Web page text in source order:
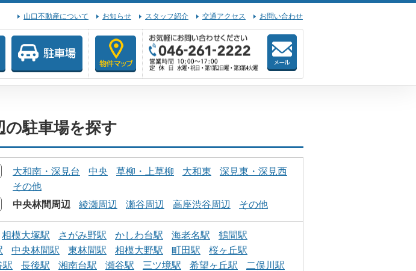
山口不動産について お知らせ スタッフ紹介 交通アクセス お問い合わせ
の駐車場を探す
大和南・深見台 中央 草柳・上草柳 大和東
深見東・深見西
その他
中央林間周辺 綾瀬周辺 瀬谷周辺 高座渋谷周辺 その他
相模大塚駅 さがみ野駅 かしわ台駅 海老名駅
鶴間駅
中央林間駅 東林間駅 相模大野駅 町田駅
桜ヶ丘駅
駅
長後駅 湘南台駅 瀬谷駅 三ツ境駅 希望ヶ丘駅
二俣川駅